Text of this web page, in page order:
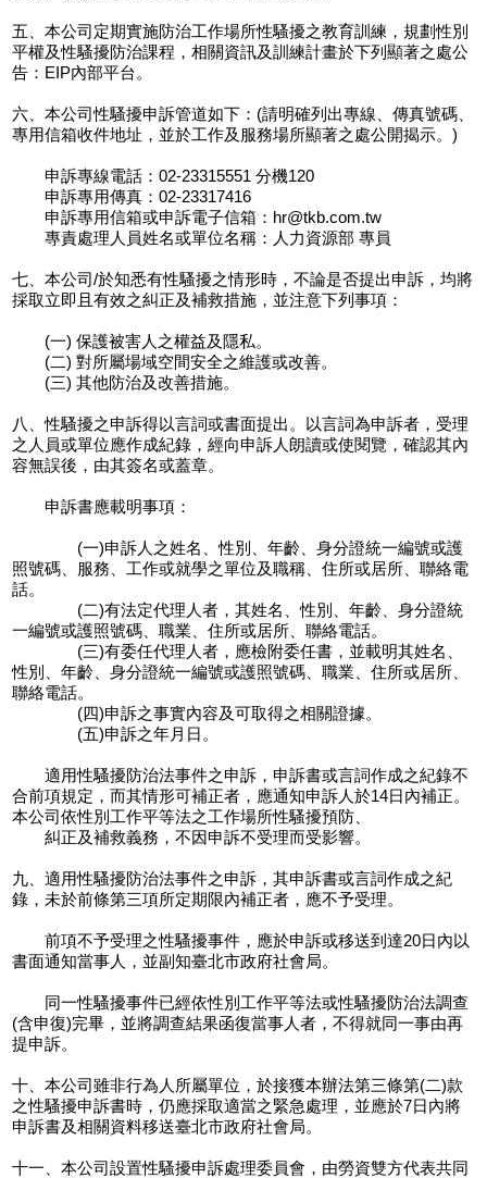
五、本公司定期實施防治工作場所性騷擾之教育訓練，規劃性別
平權及性騷擾防治課程，相關資訊及訓練計畫於下列顯著之處公
告：EIP內部平台。
六、本公司性騷擾申訴管道如下：(請明確列出專線、傳真號碼、
專用信箱收件地址，並於工作及服務場所顯著之處公開揭示。)
申訴專線電話：02-23315551 分機120
申訴專用傳真：02-23317416
申訴專用信箱或申訴電子信箱：hr@tkb.com.tw
專責處理人員姓名或單位名稱：人力資源部 專員
七、本公司/於知悉有性騷擾之情形時，不論是否提出申訴，均將
採取立即且有效之糾正及補救措施，並注意下列事項：
(一) 保護被害人之權益及隱私。
(二) 對所屬場域空間安全之維護或改善。
(三) 其他防治及改善措施。
八、性騷擾之申訴得以言詞或書面提出。以言詞為申訴者，受理
之人員或單位應作成紀錄，經向申訴人朗讀或使閱覽，確認其內
容無誤後，由其簽名或蓋章。
申訴書應載明事項：
(一)申訴人之姓名、性別、年齡、身分證統一編號或護
照號碼、服務、工作或就學之單位及職稱、住所或居所、聯絡電
話。
(二)有法定代理人者，其姓名、性別、年齡、身分證統
一編號或護照號碼、職業、住所或居所、聯絡電話。
(三)有委任代理人者，應檢附委任書，並載明其姓名、
性別、年齡、身分證統一編號或護照號碼、職業、住所或居所、
聯絡電話。
(四)申訴之事實內容及可取得之相關證據。
(五)申訴之年月日。
適用性騷擾防治法事件之申訴，申訴書或言詞作成之紀錄不
合前項規定，而其情形可補正者，應通知申訴人於14日內補正。
本公司依性別工作平等法之工作場所性騷擾預防、
糾正及補救義務，不因申訴不受理而受影響。
九、適用性騷擾防治法事件之申訴，其申訴書或言詞作成之紀
錄，未於前條第三項所定期限內補正者，應不予受理。
前項不予受理之性騷擾事件，應於申訴或移送到達20日內以
書面通知當事人，並副知臺北市政府社會局。
同一性騷擾事件已經依性別工作平等法或性騷擾防治法調查
(含申復)完畢，並將調查結果函復當事人者，不得就同一事由再
提申訴。
十、本公司雖非行為人所屬單位，於接獲本辦法第三條第(二)款
之性騷擾申訴書時，仍應採取適當之緊急處理，並應於7日內將
申訴書及相關資料移送臺北市政府社會局。
十一、本公司設置性騷擾申訴處理委員會，由勞資雙方代表共同